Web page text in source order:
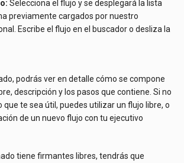
Selecciona el flujo y se desplegará la lista
previamente cargados por nuestro
Escribe el flujo en el buscador o desliza la
podrás ver en detalle cómo se compone
descripción y los pasos que contiene. Si no
que te sea útil, puedes utilizar un flujo libre, o
de un nuevo flujo con tu ejecutivo
tiene firmantes libres, tendrás que